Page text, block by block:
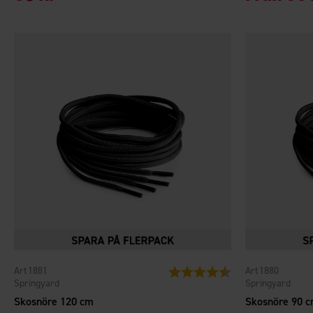
Skosnöre 120 cm
Springyard
1881 Betyg: 4.2 utav 5 stjärnor
Skosnöre 90
Springyard
1880